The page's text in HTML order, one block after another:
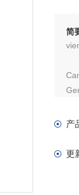
简
产
更